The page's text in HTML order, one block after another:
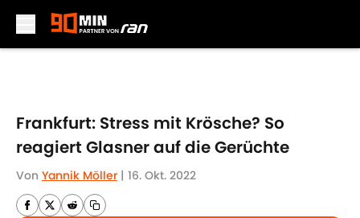
Frankfurt: Stress mit Krösche? So
reagiert Glasner auf die Gerüchte
Von Yannik Möller | 16. Okt. 2022